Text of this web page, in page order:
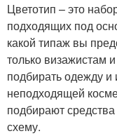
Цветотип – это
подходящих под
какой типаж вы
только визажистам
подбирать одежду и
неподходящей
подбирают
схему.